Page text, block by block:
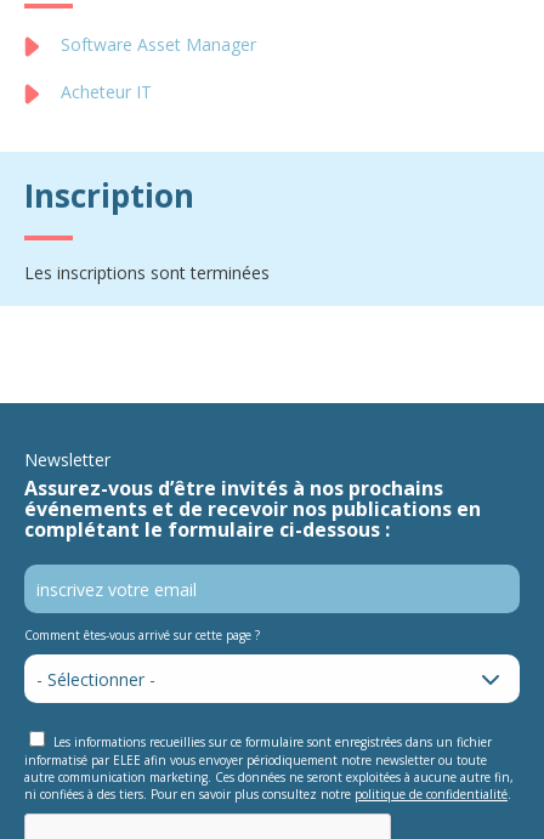
Software Asset Manager
Acheteur IT
Inscription
Les inscriptions sont terminées
Newsletter
Assurez-vous d’être invités à nos prochains
événements et de recevoir nos publications en
complétant le formulaire ci-dessous :
Comment êtes-vous arrivé sur cette page ?
Les informations recueillies sur ce formulaire sont enregistrées dans un fichier
informatisé par ELEE afin vous envoyer périodiquement notre newsletter ou toute
autre communication marketing. Ces données ne seront exploitées à aucune autre fin,
ni confiées à des tiers. Pour en savoir plus consultez notre politique de confidentialité.